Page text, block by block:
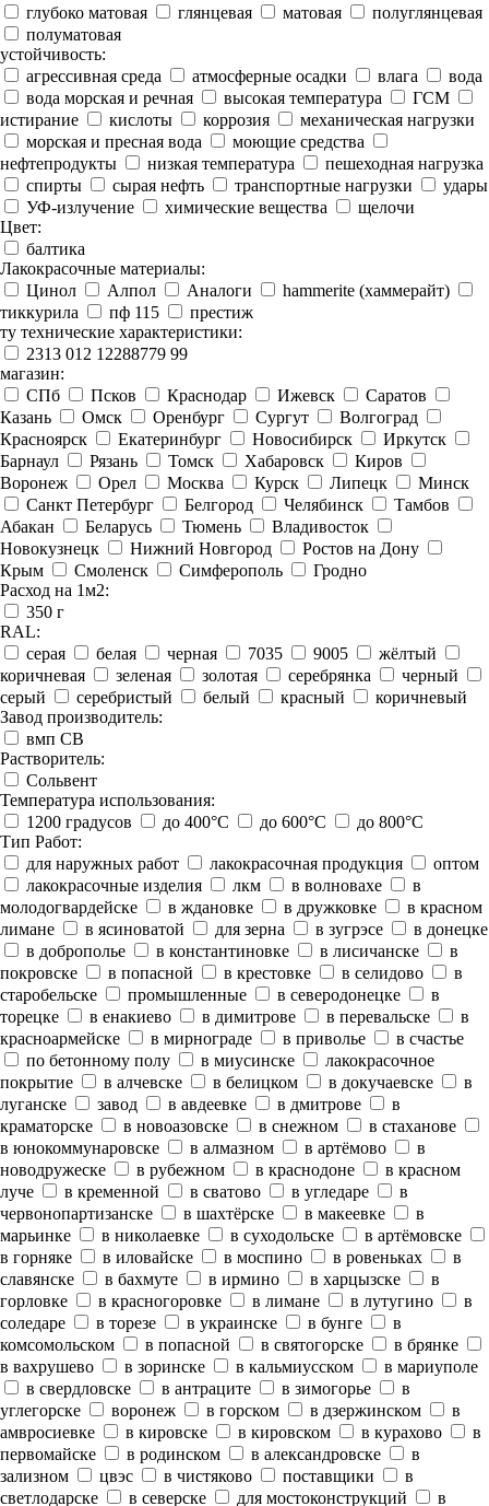
глубоко матовая
глянцевая матовая
полуглянцевая
полуматовая
устойчивость:
агрессивная среда
атмосферные осадки влага
вода
вода морская и речная
высокая температура
ГСМ
истирание
кислоты коррозия
механическая нагрузки
морская и пресная вода
моющие средства
нефтепродукты
низкая температура
пешеходная нагрузка
спирты
сырая нефть транспортные нагрузки
удары
УФ-излучение
химические вещества
щелочи
Цвет:
балтика
Лакокрасочные материалы:
Цинол
Алпол Аналоги
hammerite (хаммерайт)
тиккурила
пф 115
престиж
ту технические характеристики:
2313 012 12288779 99
магазин:
СПб
Псков Краснодар Ижевск
Саратов
Казань
Омск Оренбург Сургут
Волгоград
Красноярск
Екатеринбург Новосибирск
Иркутск
Барнаул
Рязань Томск Хабаровск
Киров
Воронеж
Орел Москва Курск Липецк
Минск
Санкт Петербург
Белгород Челябинск
Тамбов
Абакан
Беларусь Тюмень
Владивосток
Новокузнецк
Нижний Новгород
Ростов на Дону
Крым
Смоленск Симферополь
Гродно
Расход на 1м2:
350 г
RAL:
серая
белая черная 7035 9005
жёлтый
коричневая
зеленая золотая серебрянка
черный
серый
серебристый белый красный
коричневый
Завод производитель:
вмп СВ
Растворитель:
Сольвент
Температура использования:
1200 градусов
до 400°C до 600°C
до 800°C
Тип Работ:
для наружных работ
лакокрасочная продукция
оптом
лакокрасочные изделия
лкм в волновахе
в
молодогвардейске
в ждановке в дружковке
в красном
лимане
в ясиноватой для зерна в зугрэсе
в донецке
в доброполье
в константиновке в лисичанске
в
покровске
в попасной в крестовке в селидово
в
старобельске
промышленные в северодонецке
в
торецке
в енакиево в димитрове в перевальске
в
красноармейске
в мирнограде в приволье
в счастье
по бетонному полу
в миусинске
лакокрасочное
покрытие
в алчевске в белицком в докучаевске
в
луганске
завод в авдеевке в дмитрове
в
краматорске
в новоазовске в снежном
в стаханове
в юнокоммунаровске
в алмазном в артёмово
в
новодружеске
в рубежном в краснодоне
в красном
луче
в кременной в сватово в угледаре
в
червонопартизанске
в шахтёрске в макеевке
в
марьинке
в николаевке в суходольске
в артёмовске
в горняке
в иловайске в моспино в ровеньках
в
славянске
в бахмуте в ирмино в харцызске
в
горловке
в красногоровке в лимане в лутугино
в
соледаре
в торезе в украинске в бунге
в
комсомольском
в попасной в святогорске
в брянке
в вахрушево
в зоринске в кальмиусском
в мариуполе
в свердловске
в антраците в зимогорье
в
углегорске
воронеж в горском в дзержинском
в
амвросиевке
в кировске в кировском в курахово
в
первомайске
в родинском в александровске
в
зализном
цвэс в чистяково поставщики
в
светлодарске
в северске для мостоконструкций в